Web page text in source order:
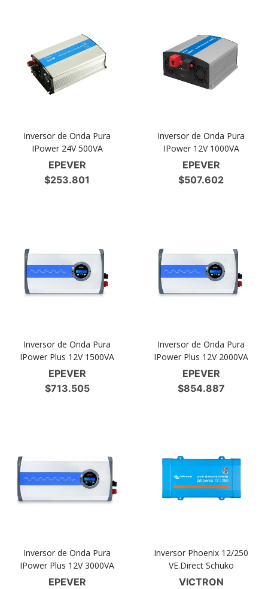
Inversor de Onda Pura
IPower 24V 500VA
EPEVER
$253.801
Inversor de Onda Pura
IPower 12V 1000VA
EPEVER
$507.602
Inversor de Onda Pura
IPower Plus 12V 1500VA
EPEVER
$713.505
Inversor de Onda Pura
IPower Plus 12V 2000VA
EPEVER
$854.887
Inversor de Onda Pura
IPower Plus 12V 3000VA
EPEVER
Inversor Phoenix 12/250
VE.Direct Schuko
VICTRON